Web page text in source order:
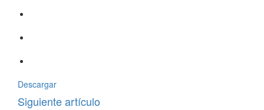
Descargar
Siguiente artículo